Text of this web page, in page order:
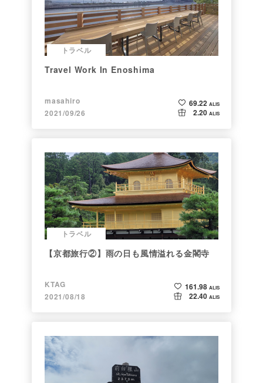
トラベル
Travel Work In Enoshima
masahiro
2021/09/26
69.22 ALIS
2.20 ALIS
トラベル
【京都旅行②】雨の日も風情溢れる金閣寺
KTAG
2021/08/18
161.98 ALIS
22.40 ALIS